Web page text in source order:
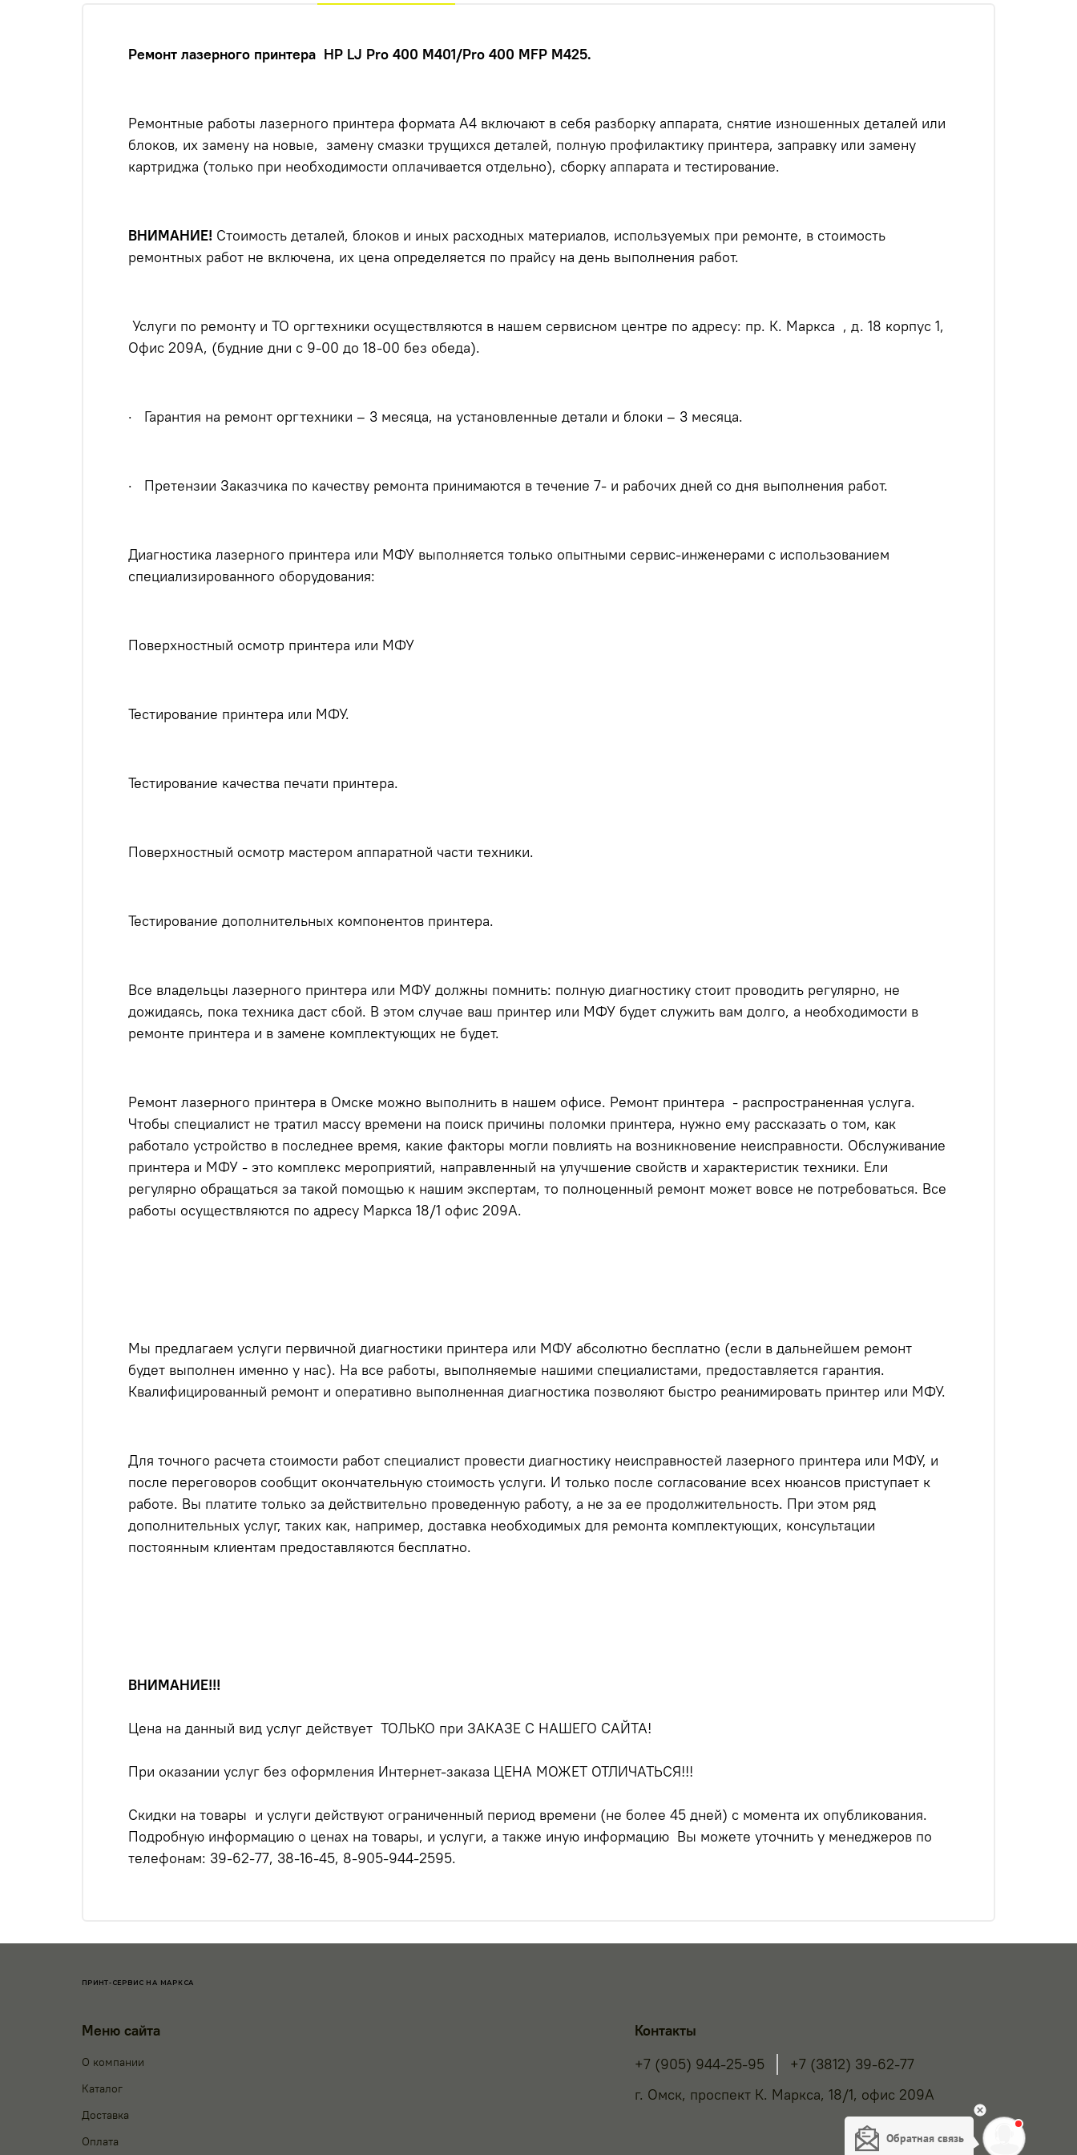
Ремонт лазерного принтера HP LJ Pro 400 M401/Pro 400 MFP M425.
Ремонтные работы лазерного принтера формата А4 включают в себя разборку аппарата, снятие изношенных деталей или
блоков, их замену на новые, замену смазки трущихся деталей, полную профилактику принтера, заправку или замену
картриджа (только при необходимости оплачивается отдельно), сборку аппарата и тестирование.
ВНИМАНИЕ! Стоимость деталей, блоков и иных расходных материалов, используемых при ремонте, в стоимость
ремонтных работ не включена, их цена определяется по прайсу на день выполнения работ.
Услуги по ремонту и ТО оргтехники осуществляются в нашем сервисном центре по адресу: пр. К. Маркса , д. 18 корпус 1,
Офис 209А, (будние дни с 9-00 до 18-00 без обеда).
· Гарантия на ремонт оргтехники – 3 месяца, на установленные детали и блоки – 3 месяца.
· Претензии Заказчика по качеству ремонта принимаются в течение 7- и рабочих дней со дня выполнения работ.
Диагностика лазерного принтера или МФУ выполняется только опытными сервис-инженерами с использованием
специализированного оборудования:
Поверхностный осмотр принтера или МФУ
Тестирование принтера или МФУ.
Тестирование качества печати принтера.
Поверхностный осмотр мастером аппаратной части техники.
Тестирование дополнительных компонентов принтера.
Все владельцы лазерного принтера или МФУ должны помнить: полную диагностику стоит проводить регулярно, не
дожидаясь, пока техника даст сбой. В этом случае ваш принтер или МФУ будет служить вам долго, а необходимости в
ремонте принтера и в замене комплектующих не будет.
Ремонт лазерного принтера в Омске можно выполнить в нашем офисе. Ремонт принтера - распространенная услуга.
Чтобы специалист не тратил массу времени на поиск причины поломки принтера, нужно ему рассказать о том, как
работало устройство в последнее время, какие факторы могли повлиять на возникновение неисправности. Обслуживание
принтера и МФУ - это комплекс мероприятий, направленный на улучшение свойств и характеристик техники. Ели
регулярно обращаться за такой помощью к нашим экспертам, то полноценный ремонт может вовсе не потребоваться. Все
работы осуществляются по адресу Маркса 18/1 офис 209А.
Мы предлагаем услуги первичной диагностики принтера или МФУ абсолютно бесплатно (если в дальнейшем ремонт
будет выполнен именно у нас). На все работы, выполняемые нашими специалистами, предоставляется гарантия.
Квалифицированный ремонт и оперативно выполненная диагностика позволяют быстро реанимировать принтер или МФУ.
Для точного расчета стоимости работ специалист провести диагностику неисправностей лазерного принтера или МФУ, и
после переговоров сообщит окончательную стоимость услуги. И только после согласование всех нюансов приступает к
работе. Вы платите только за действительно проведенную работу, а не за ее продолжительность. При этом ряд
дополнительных услуг, таких как, например, доставка необходимых для ремонта комплектующих, консультации
постоянным клиентам предоставляются бесплатно.
ВНИМАНИЕ!!!
Цена на данный вид услуг действует ТОЛЬКО при ЗАКАЗЕ С НАШЕГО САЙТА!
При оказании услуг без оформления Интернет-заказа ЦЕНА МОЖЕТ ОТЛИЧАТЬСЯ!!!
Скидки на товары и услуги действуют ограниченный период времени (не более 45 дней) с момента их опубликования.
Подробную информацию о ценах на товары, и услуги, а также иную информацию Вы можете уточнить у менеджеров по
телефонам: 39-62-77, 38-16-45, 8-905-944-2595.
ПРИНТ-СЕРВИС НА МАРКСА
Меню сайта
О компании
Каталог
Доставка
Оплата
Контакты
+7 (905) 944-25-95
+7 (3812) 39-62-77
г. Омск, проспект К. Маркса, 18/1, офис 209А
Обратная связь b